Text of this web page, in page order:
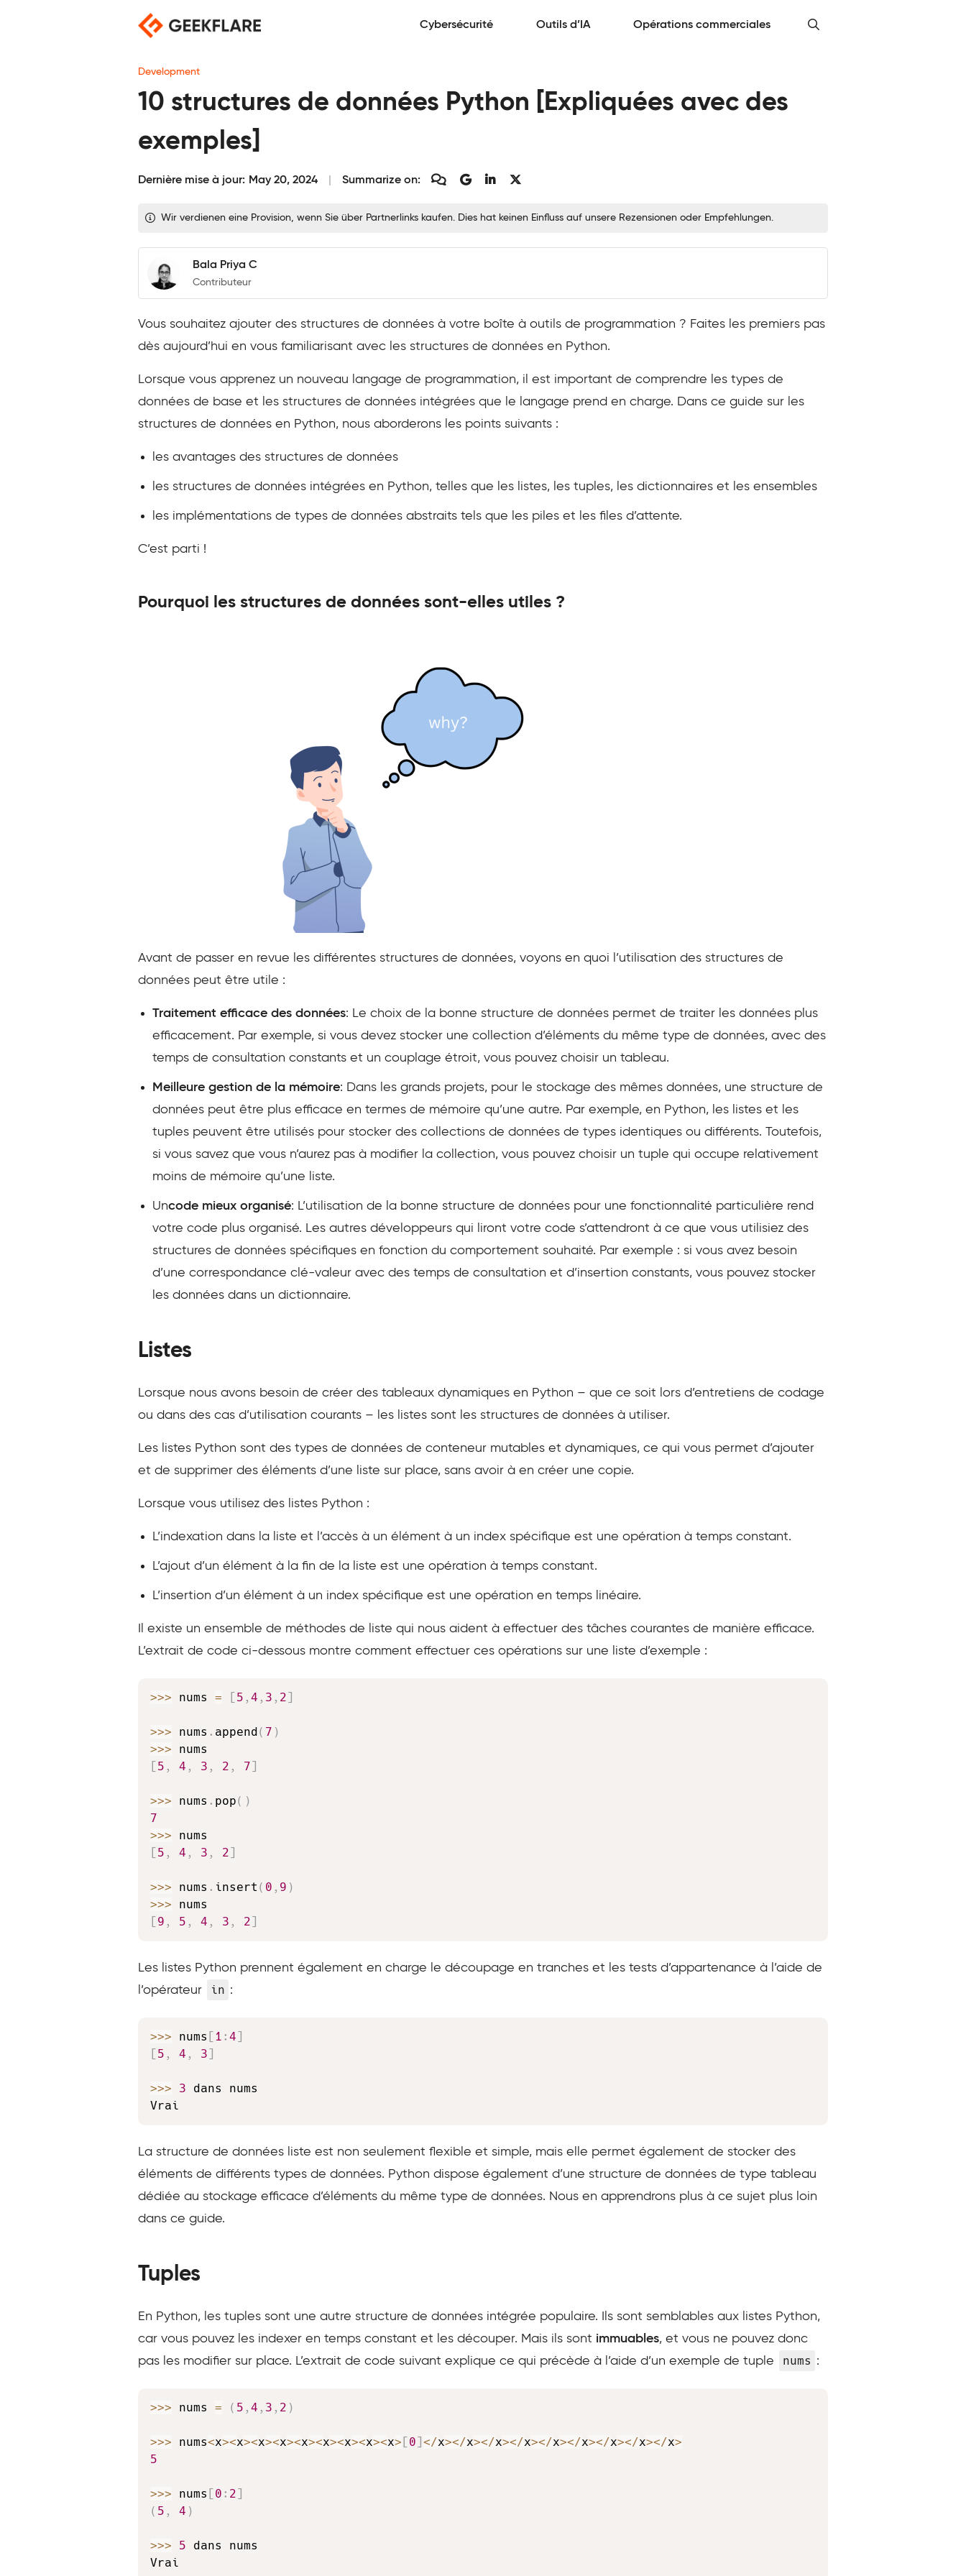
Cybersécurité Outils d’IA Opérations commerciales
Development
10 structures de données Python [Expliquées avec des
exemples]
Dernière mise à jour: May 20, 2024 Summarize on:
Wir verdienen eine Provision, wenn Sie über Partnerlinks kaufen. Dies hat keinen Einfluss auf unsere Rezensionen oder Empfehlungen.
Bala Priya C
Contributeur
Vous souhaitez ajouter des structures de données à votre boîte à outils de programmation ? Faites les premiers pas
dès aujourd’hui en vous familiarisant avec les structures de données en Python.
Lorsque vous apprenez un nouveau langage de programmation, il est important de comprendre les types de
données de base et les structures de données intégrées que le langage prend en charge. Dans ce guide sur les
structures de données en Python, nous aborderons les points suivants :
les avantages des structures de données
les structures de données intégrées en Python, telles que les listes, les tuples, les dictionnaires et les ensembles
les implémentations de types de données abstraits tels que les piles et les files d’attente.
C’est parti !
Pourquoi les structures de données sont-elles utiles ?
Avant de passer en revue les différentes structures de données, voyons en quoi l’utilisation des structures de
données peut être utile :
Traitement efficace des données: Le choix de la bonne structure de données permet de traiter les données plus
efficacement. Par exemple, si vous devez stocker une collection d’éléments du même type de données, avec des
temps de consultation constants et un couplage étroit, vous pouvez choisir un tableau.
Meilleure gestion de la mémoire: Dans les grands projets, pour le stockage des mêmes données, une structure de
données peut être plus efficace en termes de mémoire qu’une autre. Par exemple, en Python, les listes et les
tuples peuvent être utilisés pour stocker des collections de données de types identiques ou différents. Toutefois,
si vous savez que vous n’aurez pas à modifier la collection, vous pouvez choisir un tuple qui occupe relativement
moins de mémoire qu’une liste.
Uncode mieux organisé: L’utilisation de la bonne structure de données pour une fonctionnalité particulière rend
votre code plus organisé. Les autres développeurs qui liront votre code s’attendront à ce que vous utilisiez des
structures de données spécifiques en fonction du comportement souhaité. Par exemple : si vous avez besoin
d’une correspondance clé-valeur avec des temps de consultation et d’insertion constants, vous pouvez stocker
les données dans un dictionnaire.
Listes
Lorsque nous avons besoin de créer des tableaux dynamiques en Python – que ce soit lors d’entretiens de codage
ou dans des cas d’utilisation courants – les listes sont les structures de données à utiliser.
Les listes Python sont des types de données de conteneur mutables et dynamiques, ce qui vous permet d’ajouter
et de supprimer des éléments d’une liste sur place, sans avoir à en créer une copie.
Lorsque vous utilisez des listes Python :
L’indexation dans la liste et l’accès à un élément à un index spécifique est une opération à temps constant.
L’ajout d’un élément à la fin de la liste est une opération à temps constant.
L’insertion d’un élément à un index spécifique est une opération en temps linéaire.
Il existe un ensemble de méthodes de liste qui nous aident à effectuer des tâches courantes de manière efficace.
L’extrait de code ci-dessous montre comment effectuer ces opérations sur une liste d’exemple :
>>> nums = [5 , 4 , 3 , 2]
>>> nums . append( 7 )
>>>
[5 , 4 , 3 , 2 , 7]
>>> nums . pop( )
7
>>>
[5 , 4 , 3 , 2]
>>> nums . insert ( 0 , 9 )
>>>
[9 , 5 , 4 , 3 , 2]
Les listes Python prennent également en charge le découpage en tranches et les tests d’appartenance à l’aide de
l’opérateur
in :
>>> nums [ 1 : 4]
[5 , 4 , 3]
>>> 3 dans nums
Vrai
La structure de données liste est non seulement flexible et simple, mais elle permet également de stocker des
éléments de différents types de données. Python dispose également d’une structure de données de type tableau
dédiée au stockage efficace d’éléments du même type de données. Nous en apprendrons plus à ce sujet plus loin
dans ce guide.
Tuples
En Python, les tuples sont une autre structure de données intégrée populaire. Ils sont semblables aux listes Python,
car vous pouvez les indexer en temps constant et les découper. Mais ils sont immuables, et vous ne pouvez donc
pas les modifier sur place. L’extrait de code suivant explique ce qui précède à l’aide d’un exemple de tuple
nums :
>>> nums = ( 5 , 4 , 3 , 2 )
>>> nums<x><x><x><x><x><x><x><x><x> [0] </x></x></x></x></x></x></x></x></x>
5
>>> nums [0 : 2]
( 5 , 4 )
>>> 5 dans nums
Vrai